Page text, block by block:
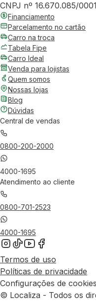
CNPJ nº 16.670.085/
Financiamento
Parcelamento no cartão
Carro na troca
Tabela Fipe
Carro Ideal
Venda para lojistas
Quem somos
Nossas lojas
Blog
Dúvidas
Central de vendas
0800-200-2000
4000-1695
Atendimento ao cliente
0800-701-2523
4000-1695
Termos de uso
Políticas de privacidade
Configurações de cookies
© Localiza - Todos os